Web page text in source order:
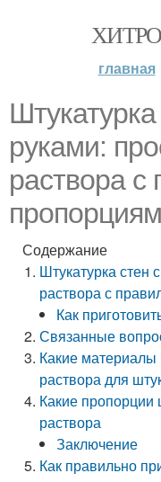
главная
руками:
раствора
Содержание
Штукатурка стен
раствора с
Как
Связанные
Какие
раствора для
Какие пропорции
раствора
Заключение
Как правильно